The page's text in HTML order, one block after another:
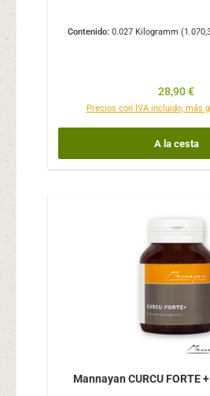
Contenido: 0.027 Kilogramm
Precio
28,90 €
Precios con IVA incluido, más
A la cesta
Mannayan CURCU FORTE